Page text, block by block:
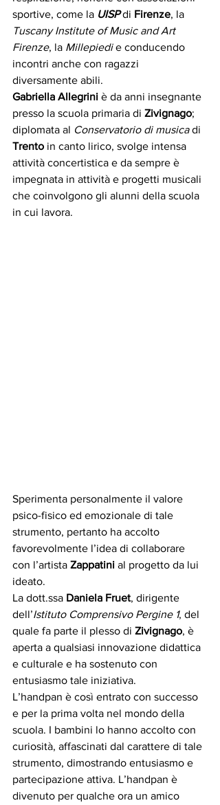
sportive, come la UISP di Firenze, la
Tuscany Institute of Music and Art
Firenze, la Millepiedi e conducendo
incontri anche con ragazzi
diversamente abili.
Gabriella Allegrini è da anni insegnante
presso la scuola primaria di Zivignago;
diplomata al Conservatorio di musica di
Trento in canto lirico, svolge intensa
attività concertistica e da sempre è
impegnata in attività e progetti musicali
che coinvolgono gli alunni della scuola
in cui lavora.
Sperimenta personalmente il valore
psico-fisico ed emozionale di tale
strumento, pertanto ha accolto
favorevolmente l’idea di collaborare
con l’artista Zappatini al progetto da lui
ideato.
La dott.ssa Daniela Fruet, dirigente
dell’Istituto Comprensivo Pergine 1, del
quale fa parte il plesso di Zivignago, è
aperta a qualsiasi innovazione didattica
e culturale e ha sostenuto con
entusiasmo tale iniziativa.
L’handpan è così entrato con successo
e per la prima volta nel mondo della
scuola. I bambini lo hanno accolto con
curiosità, affascinati dal carattere di tale
strumento, dimostrando entusiasmo e
partecipazione attiva. L’handpan è
divenuto per qualche ora un amico